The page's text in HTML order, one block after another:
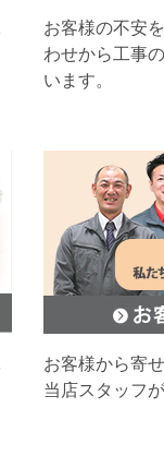
お客様の不安
わせから工事
います。
お客様から寄
当店スタッフ